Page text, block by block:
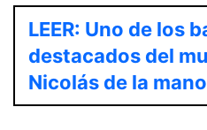
LEER: Uno de los
destacados del
Nicolás de la